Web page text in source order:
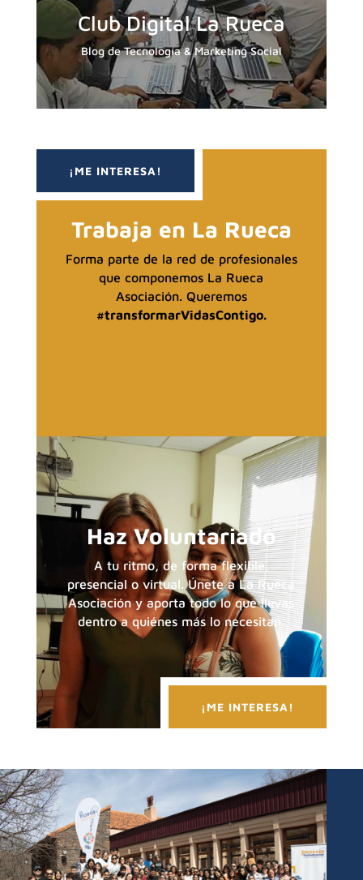
Club Digital La Rueca
Blog de Tecnología & Marketing Social
Trabaja en La Rueca
Forma parte de la red de profesionales
que componemos La Rueca
Asociación. Queremos
#transformarVidasContigo.
¡ME INTERESA!
Haz Voluntariado
A tu ritmo, de forma flexible,
presencial o virtual. Únete a La Rueca
Asociación y aporta todo lo que llevas
dentro a quiénes más lo necesitan.
¡ME INTERESA!